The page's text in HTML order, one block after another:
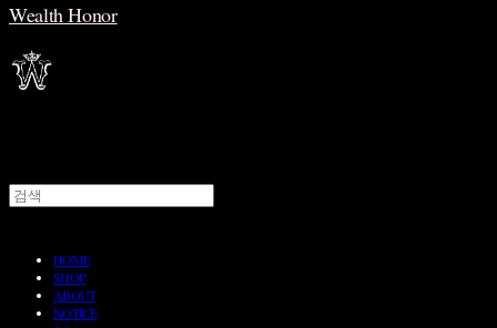
Wealth Honor
HOME
SHOP
ABOUT
NOTICE